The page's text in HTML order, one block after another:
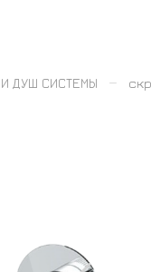
ДУШ СИСТЕМЫ –